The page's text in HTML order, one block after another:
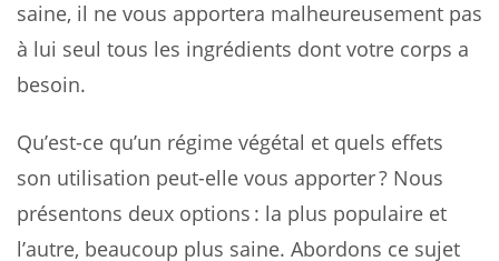
saine, il ne vous apportera malheureusement pas
à lui seul tous les ingrédients dont votre corps a
besoin.
Qu’est-ce qu’un régime végétal et quels effets
son utilisation peut-elle vous apporter ? Nous
présentons deux options : la plus populaire et
l’autre, beaucoup plus saine. Abordons ce sujet